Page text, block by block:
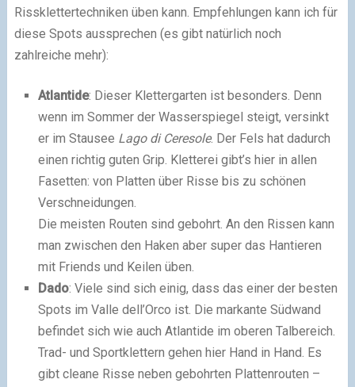
Rissklettertechniken üben kann. Empfehlungen kann ich für
diese Spots aussprechen (es gibt natürlich noch
zahlreiche mehr):
Atlantide: Dieser Klettergarten ist besonders. Denn
wenn im Sommer der Wasserspiegel steigt, versinkt
er im Stausee Lago di Ceresole. Der Fels hat dadurch
einen richtig guten Grip. Kletterei gibt’s hier in allen
Fasetten: von Platten über Risse bis zu schönen
Verschneidungen.
Die meisten Routen sind gebohrt. An den Rissen kann
man zwischen den Haken aber super das Hantieren
mit Friends und Keilen üben.
Dado: Viele sind sich einig, dass das einer der besten
Spots im Valle dell’Orco ist. Die markante Südwand
befindet sich wie auch Atlantide im oberen Talbereich.
Trad- und Sportklettern gehen hier Hand in Hand. Es
gibt cleane Risse neben gebohrten Plattenrouten –